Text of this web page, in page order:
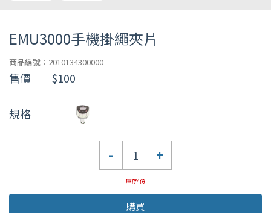
EMU3000手機掛繩夾片
商品編號：2010134300000
售價 $100
規格
- +
庫存4份
購買